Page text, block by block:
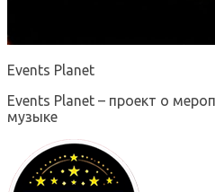
Events Planet
Events Planet – проект о
музыке